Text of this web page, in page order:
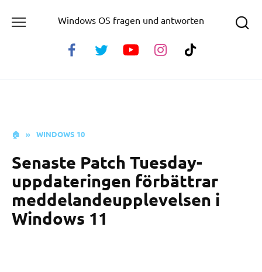
Windows OS fragen und antworten
🏠 » WINDOWS 10
Senaste Patch Tuesday-
uppdateringen förbättrar
meddelandeupplevelsen i
Windows 11